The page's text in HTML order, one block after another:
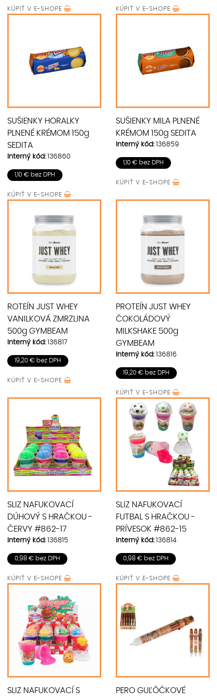
KÚPIŤ V E-SHOPE KÚPIŤ V E-SHOPE
SUŠIENKY HORALKY
PLNENÉ KRÉMOM 150g
SEDITA
Interný kód:136860
1,10 € bez DPH
KÚPIŤ V E-SHOPE
SUŠIENKY MILA PLNENÉ
KRÉMOM 150g SEDITA
Interný kód:136859
1,10 € bez DPH
KÚPIŤ V E-SHOPE
ROTEÍN JUST WHEY
VANILKOVÁ ZMRZLINA
500g GYMBEAM
Interný kód:136817
19,20 € bez DPH
KÚPIŤ V E-SHOPE
PROTEÍN JUST WHEY
ČOKOLÁDOVÝ
MILKSHAKE 500g
GYMBEAM
Interný kód:136816
19,20 € bez DPH
KÚPIŤ V E-SHOPE
SLIZ NAFUKOVACÍ
DÚHOVÝ S HRAČKOU -
ČERVY #862-17
Interný kód:136815
0,98 € bez DPH
KÚPIŤ V E-SHOPE
SLIZ NAFUKOVACÍ
FUTBAL S HRAČKOU -
PRÍVESOK #862-15
Interný kód:136814
0,98 € bez DPH
KÚPIŤ V E-SHOPE
SLIZ NAFUKOVACÍ S
PERO GUĽÔČKOVÉ